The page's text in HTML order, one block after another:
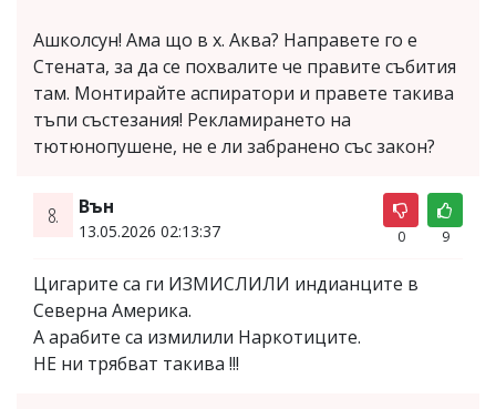
Ашколсун! Ама що в х. Аква? Направете го е
Стената, за да се похвалите че правите събития
там. Монтирайте аспиратори и правете такива
тъпи състезания! Рекламирането на
тютюнопушене, не е ли забранено със закон?
8. Вън
13.05.2026 02:13:37 0 9
Цигарите са ги ИЗМИСЛИЛИ индианците в
Северна Америка.
А арабите са измилили Наркотиците.
НЕ ни трябват такива !!!